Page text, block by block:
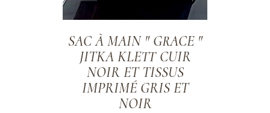
SAC À MAIN " GRACE "
JITKA KLETT CUIR
NOIR ET TISSUS
IMPRIMÉ GRIS ET
NOIR